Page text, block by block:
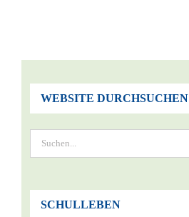
WEBSITE DURCHSUCHEN
Suche
nach:
SCHULLEBEN